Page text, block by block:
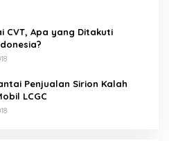
CVT, Apa yang Ditakuti
Penjualan Sirion Kalah
LCGC